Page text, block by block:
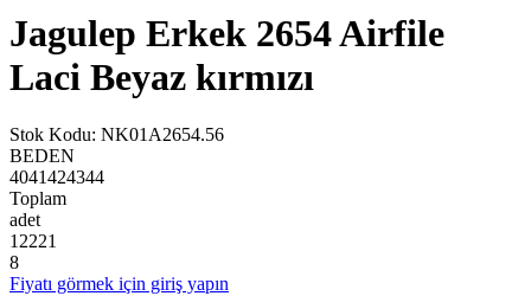
Jagulep Erkek 2654 Airfile
Laci Beyaz kırmızı
Stok Kodu: NK01A2654.56
BEDEN
4041424344
Toplam
adet
1 2221
8
Fiyatı görmek için giriş yapın